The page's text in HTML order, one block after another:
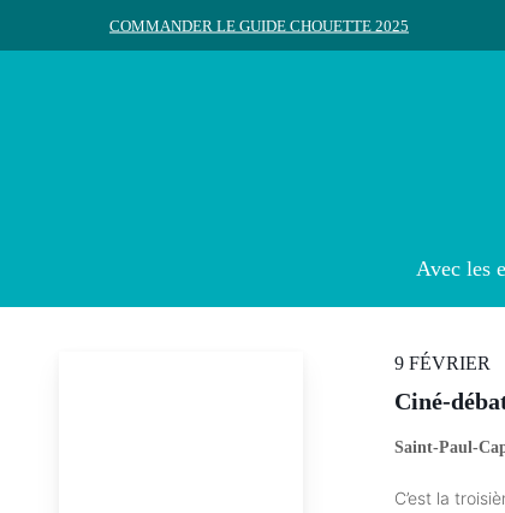
to
COMMANDER LE GUIDE CHOUETTE 2025
Avec les
9 FÉVRIER
Ciné-
Saint-Paul-
C’est la